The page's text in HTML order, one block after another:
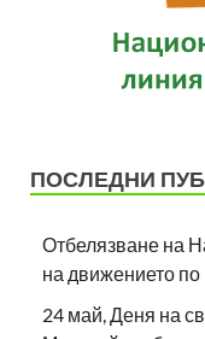
ПОСЛЕДНИ
Отбелязване на
на движението
24 май, Деня на